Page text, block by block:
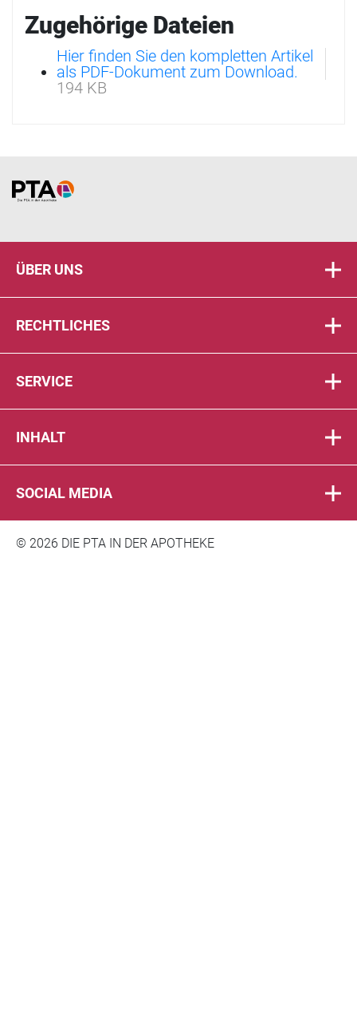
Zugehörige Dateien
Hier finden Sie den kompletten Artikel
als PDF-Dokument zum Download.
194 KB
Home
ÜBER UNS
RECHTLICHES
SERVICE
INHALT
SOCIAL MEDIA
© 2026 DIE PTA IN DER APOTHEKE